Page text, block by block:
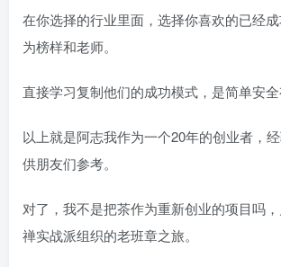
在你选择的行业里面，选择你喜欢的已经
为榜样和老师。
直接学习复制他们的成功模式，是简单安全
以上就是阿志我作为一个20年的创业者，
供朋友们参考。
对了，我不是把茶作为重新创业的项目吗
禅实战派组织的老班章之旅。